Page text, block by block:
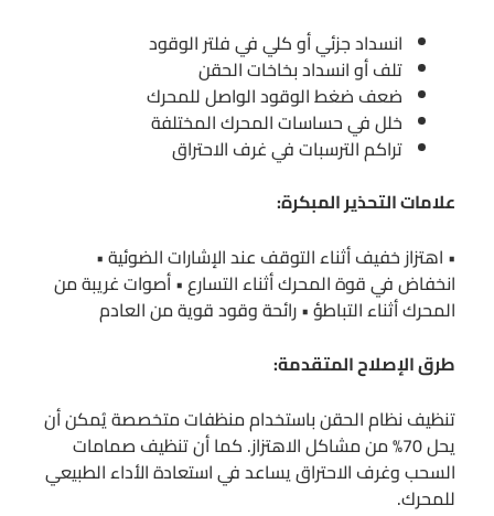
انسداد جزئي أو كلي في فلتر الوقود
تلف أو انسداد بخاخات الحقن
ضعف ضغط الوقود الواصل للمحرك
خلل في حساسات المحرك المختلفة
تراكم الترسبات في غرف الاحتراق
علامات التحذير المبكرة:
• اهتزاز خفيف أثناء التوقف عند الإشارات الضوئية •
انخفاض في قوة المحرك أثناء التسارع • أصوات غريبة من
المحرك أثناء التباطؤ • رائحة وقود قوية من العادم
طرق الإصلاح المتقدمة:
تنظيف نظام الحقن باستخدام منظفات متخصصة يُمكن أن
يحل 70% من مشاكل الاهتزاز. كما أن تنظيف صمامات
السحب وغرف الاحتراق يساعد في استعادة الأداء الطبيعي
للمحرك.